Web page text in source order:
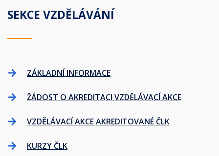
SEKCE VZDĚLÁVÁNÍ
ZÁKLADNÍ INFORMACE
ŽÁDOST O AKREDITACI VZDĚLÁVACÍ AKCE
VZDĚLÁVACÍ AKCE AKREDITOVANÉ ČLK
KURZY ČLK